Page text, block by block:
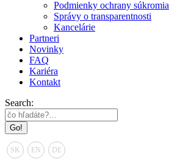
Podmienky ochrany súkromia
Správy o transparentnosti
Kancelárie
Partneri
Novinky
FAQ
Kariéra
Kontakt
Search:
SK EN DE